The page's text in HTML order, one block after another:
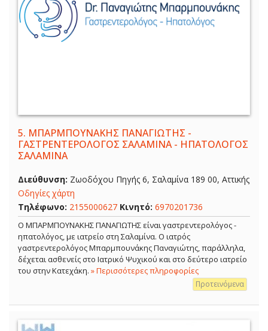
5. ΜΠΑΡΜΠΟΥΝΑΚΗΣ ΠΑΝΑΓΙΩΤΗΣ -
ΓΑΣΤΡΕΝΤΕΡΟΛΟΓΟΣ ΣΑΛΑΜΙΝΑ - ΗΠΑΤΟΛΟΓΟΣ
ΣΑΛΑΜΙΝΑ
Διεύθυνση: Ζωοδόχου Πηγής 6, Σαλαμίνα 189 00, Αττικής
Οδηγίες χάρτη
Τηλέφωνο: 2155000627 Κινητό: 6970201736
Ο ΜΠΑΡΜΠΟΥΝΑΚΗΣ ΠΑΝΑΓΙΩΤΗΣ είναι γαστρεντερολόγος -
ηπατολόγος, με ιατρείο στη Σαλαμίνα. Ο ιατρός
γαστρεντερολόγος Μπαρμπουνάκης Παναγιώτης, παράλληλα,
δέχεται ασθενείς στο Ιατρικό Ψυχικού και στο δεύτερο ιατρείο
του στην Κατεχάκη. » Περισσότερες πληροφορίες
Προτεινόμενα